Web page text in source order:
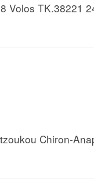
Volos TK.38221
Chiron-